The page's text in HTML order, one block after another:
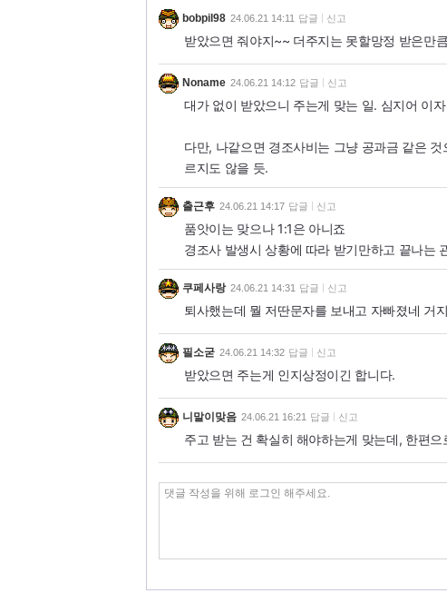
bobpil98 24.06.21 14:11 답글 신고
받았으면 줘야지~~ 더주지는 못할망정 받은만
Noname 24.06.21 14:12 답글 신고
대가 없이 받았으니 주는게 맞는 일. 심지어 이
다만, 나같으면 경조사비는 그냥 공과금 같은
르지도 않을 듯.
출근후 24.06.21 14:17 답글 신고
품앗이는 맞으나 1:1은 아니죠
경조사 발생시 상황에 따라 받기만하고 끝나는
쿠페사랑 24.06.21 14:31 답글 신고
퇴사했는데 뭘 저딴문자를 보내고 자빠졌네 거
필소굳 24.06.21 14:32 답글 신고
받았으면 주는게 인지상정이긴 합니다.
니말이맞음 24.06.21 16:21 답글 신고
주고 받는 건 확실히 해야하는게 맞는데, 한편